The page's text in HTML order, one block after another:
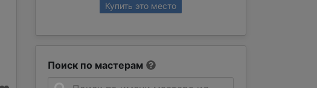
Купить это место
Поиск по мастерам